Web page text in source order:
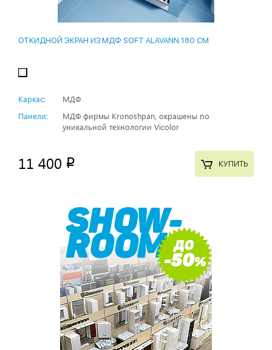
ОТКИДНОЙ ЭКРАН ИЗ МДФ SOFT ALAVANN 180 СМ
Каркас:
МДФ
Панели:
МДФ фирмы Kronoshpan, окрашены по
уникальной технологии Vicolor
11 400 p КУПИТЬ